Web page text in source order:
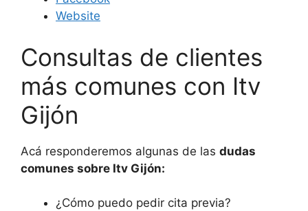
Website
Consultas de clientes
más comunes con Itv
Gijón
Acá responderemos algunas de las dudas
comunes sobre Itv Gijón:
¿Cómo puedo pedir cita previa?